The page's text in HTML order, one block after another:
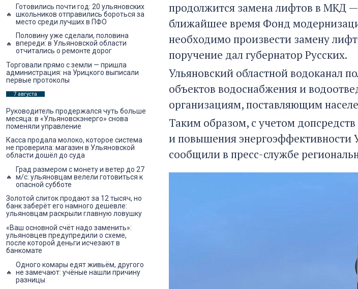
продолжится замена лифтов в МКД
ближайшее время Фонд
необходимо произвести замену
поручение дал губернатор Русских.
Ульяновский областной водоканал
объектов водоснабжения и
организациям, поставляющим
Таким образом, с учетом
и повышения энергоэффективности
сообщили в пресс-службе
Готовились почти год: 20 ульяновских
школьников отправились бороться за
место среди лучших в ПФО
Половину уже сделали, половина
впереди: в Ульяновской области
отчитались о ремонте дорог
Торговали прямо с земли — пришла
администрация: на Урицкого выписали
первые протоколы
7 августа
Руководитель продержался чуть больше
месяца: в «Ульяновскэнерго» снова
поменяли управление
Касса продала молоко, которое система
не проверила: магазин в Ульяновской
области дошёл до суда
Град размером с монету и ветер до 27
м/с: ульяновцам велели готовиться к
опасной субботе
Золотой слиток продают за 12 тысяч, но
банк заберёт его намного дешевле:
ульяновцам раскрыли главную ловушку
«Ваш основной счёт надо заменить»:
ульяновцев предупредили о схеме,
после которой деньги исчезают в
банкомате
Одного комары едят живьём, другого
не замечают: учёные нашли причину
разницы